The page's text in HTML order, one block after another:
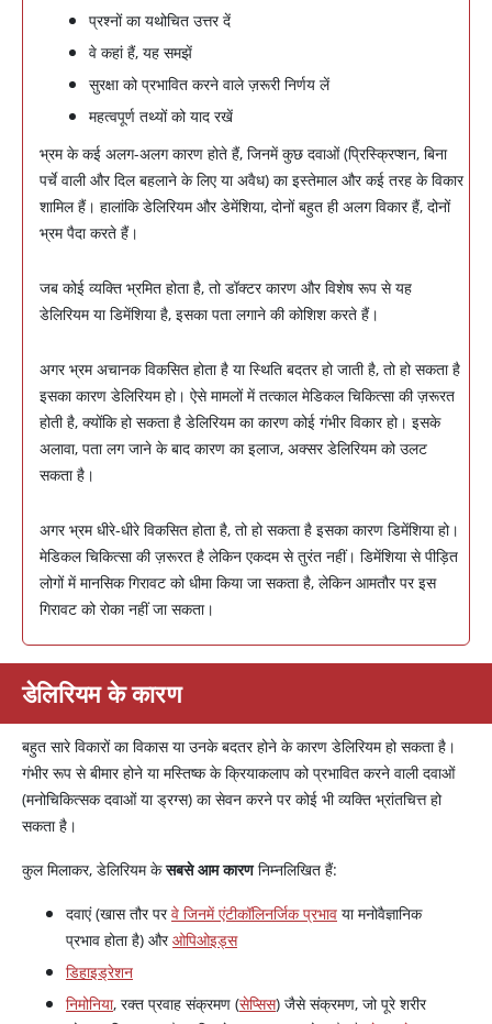
प्रश्नों का यथोचित उत्तर दें
वे कहां हैं, यह समझें
सुरक्षा को प्रभावित करने वाले ज़रूरी निर्णय लें
महत्वपूर्ण तथ्यों को याद रखें
भ्रम के कई अलग-अलग कारण होते हैं, जिनमें कुछ दवाओं (प्रिस्क्रिप्शन, बिना
पर्चे वाली और दिल बहलाने के लिए या अवैध) का इस्तेमाल और कई तरह के विकार
शामिल हैं। हालांकि डेलिरियम और डेमेंशिया, दोनों बहुत ही अलग विकार हैं, दोनों
भ्रम पैदा करते हैं।
जब कोई व्यक्ति भ्रमित होता है, तो डॉक्टर कारण और विशेष रूप से यह
डेलिरियम या डिमेंशिया है, इसका पता लगाने की कोशिश करते हैं।
अगर भ्रम अचानक विकसित होता है या स्थिति बदतर हो जाती है, तो हो सकता है
इसका कारण डेलिरियम हो। ऐसे मामलों में तत्काल मेडिकल चिकित्सा की ज़रूरत
होती है, क्योंकि हो सकता है डेलिरियम का कारण कोई गंभीर विकार हो। इसके
अलावा, पता लग जाने के बाद कारण का इलाज, अक्सर डेलिरियम को उलट
सकता है।
अगर भ्रम धीरे-धीरे विकसित होता है, तो हो सकता है इसका कारण डिमेंशिया हो।
मेडिकल चिकित्सा की ज़रूरत है लेकिन एकदम से तुरंत नहीं। डिमेंशिया से पीड़ित
लोगों में मानसिक गिरावट को धीमा किया जा सकता है, लेकिन आमतौर पर इस
गिरावट को रोका नहीं जा सकता।
डेलिरियम के कारण
बहुत सारे विकारों का विकास या उनके बदतर होने के कारण डेलिरियम हो सकता है।
गंभीर रूप से बीमार होने या मस्तिष्क के क्रियाकलाप को प्रभावित करने वाली दवाओं
(मनोचिकित्सक दवाओं या ड्रग्स) का सेवन करने पर कोई भी व्यक्ति भ्रांतचित्त हो
सकता है।
कुल मिलाकर, डेलिरियम केसबसे आम कारणनिम्नलिखित हैं:
दवाएं (खास तौर परवे जिनमें एंटीकॉलिनर्जिक प्रभाव या मनोवैज्ञानिक
प्रभाव होता है) औरओपिओइड्स
डिहाइड्रेशन
निमोनिया, रक्त प्रवाह संक्रमण (सेप्सिस) जैसे संक्रमण, जो पूरे शरीर